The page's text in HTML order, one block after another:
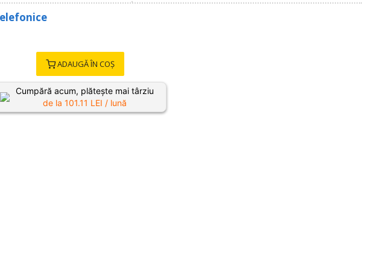
ADAUGĂ ÎN COȘ
Cumpără acum, plătește mai târziu
de la 101.11 LEI / lună